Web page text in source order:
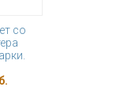
со